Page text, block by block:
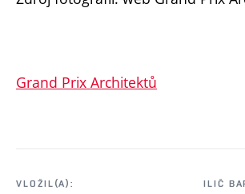
Grand Prix Architektů
VLOŽIL(A):
ILIČ